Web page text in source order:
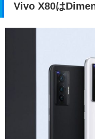
Vivo X80は